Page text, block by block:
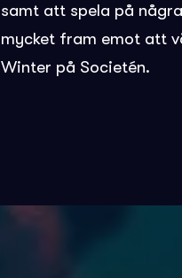
samt att spela på
mycket fram emot att
Winter på Societén.